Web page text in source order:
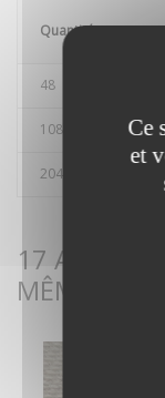
Quantité
48
108
204
17 AUTRES
MÊME
Ce
et